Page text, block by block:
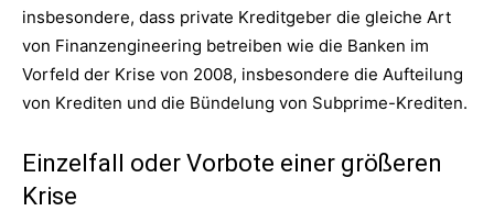
insbesondere, dass private Kreditgeber die gleiche Art
von Finanzengineering betreiben wie die Banken im
Vorfeld der Krise von 2008, insbesondere die Aufteilung
von Krediten und die Bündelung von Subprime-Krediten.
Einzelfall oder Vorbote einer größeren
Krise